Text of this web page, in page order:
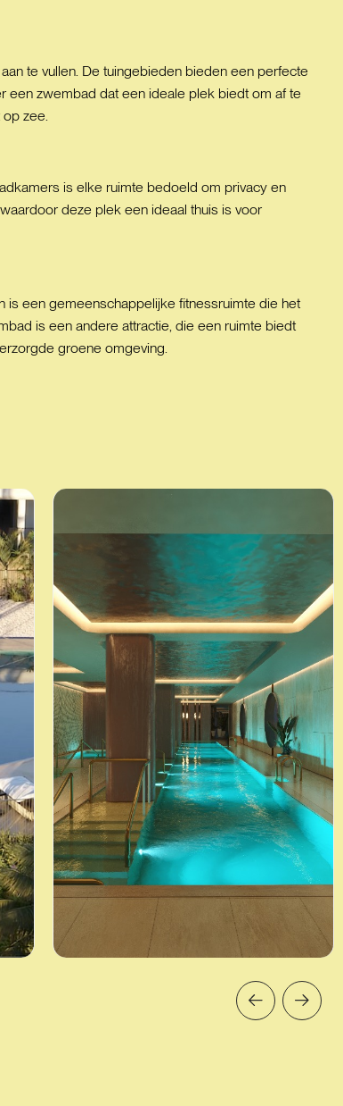
te vullen. De tuingebieden bieden een perfecte
een zwembad dat een ideale plek biedt om af te
zee.
is elke ruimte bedoeld om privacy en
deze plek een ideaal thuis is voor
is een gemeenschappelijke fitnessruimte die het
is een andere attractie, die een ruimte biedt
groene omgeving.